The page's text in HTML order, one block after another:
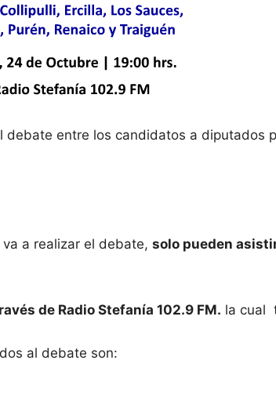
entre los candidatos a
a realizar el debate, solo pueden
de Radio Stefanía 102.9 FM. la cual
al debate son: